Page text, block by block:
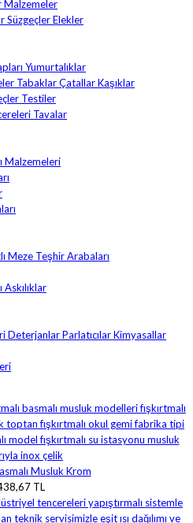
Malzemeler
Süzgeçler Elekler
Yumurtalıklar
Tabaklar Çatallar Kaşıklar
Testiler
Tavalar
Malzemeleri
Meze Teşhir Arabaları
Deterjanlar Parlatıcılar Kimyasallar
Musluk Krom
TL